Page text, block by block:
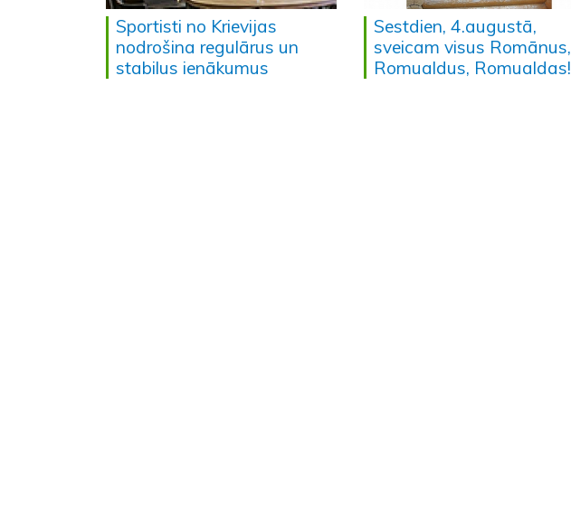
Sportisti no Krievijas
nodrošina regulārus un
stabilus ienākumus
Sestdien, 4.augustā,
sveicam visus Romānus,
Romualdus, Romualdas!